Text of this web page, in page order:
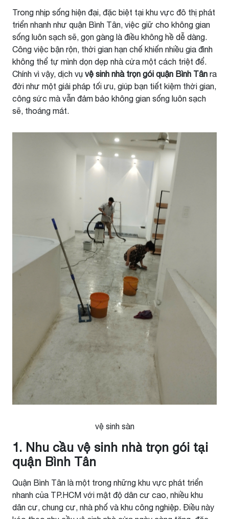
Trong nhịp sống hiện đại, đặc biệt tại khu vực đô thị phát
triển nhanh như quận Bình Tân, việc giữ cho không gian
sống luôn sạch sẽ, gọn gàng là điều không hề dễ dàng.
Công việc bận rộn, thời gian hạn chế khiến nhiều gia đình
không thể tự mình dọn dẹp nhà cửa một cách triệt để.
Chính vì vậy, dịch vụ vệ sinh nhà trọn gói quận Bình Tân ra
đời như một giải pháp tối ưu, giúp bạn tiết kiệm thời gian,
công sức mà vẫn đảm bảo không gian sống luôn sạch
sẽ, thoáng mát.
vệ sinh sàn
1. Nhu cầu vệ sinh nhà trọn gói tại
quận Bình Tân
Quận Bình Tân là một trong những khu vực phát triển
nhanh của TP.HCM với mật độ dân cư cao, nhiều khu
dân cư, chung cư, nhà phố và khu công nghiệp. Điều này